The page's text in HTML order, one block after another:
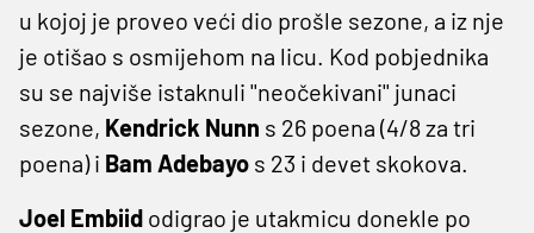
u kojoj je proveo veći dio prošle sezone, a iz nje
je otišao s osmijehom na licu. Kod pobjednika
su se najviše istaknuli ''neočekivani'' junaci
sezone, Kendrick Nunn s 26 poena (4/8 za tri
poena) i Bam Adebayo s 23 i devet skokova.
Joel Embiid odigrao je utakmicu donekle po